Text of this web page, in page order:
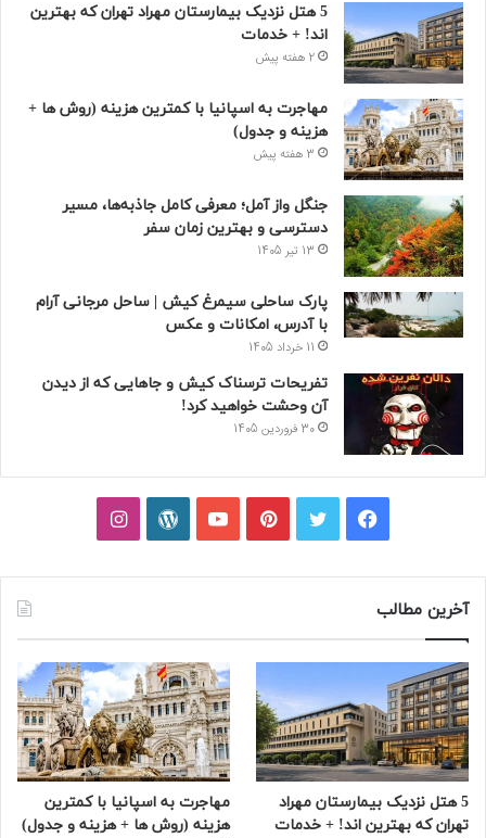
5 هتل نزدیک بیمارستان مهراد تهران که بهترین‌
اند! + خدمات
2 هفته پیش
مهاجرت به اسپانیا با کمترین هزینه (روش ها +
هزینه و جدول)
3 هفته پیش
جنگل واز آمل؛ معرفی کامل جاذبه‌ها، مسیر
دسترسی و بهترین زمان سفر
13 تیر 1405
پارک ساحلی سیمرغ کیش | ساحل مرجانی آرام
با آدرس، امکانات و عکس
11 خرداد 1405
تفریحات ترسناک کیش و جاهایی که از دیدن
آن وحشت خواهید کرد!
30 فروردین 1405
فیسبوکتوییترپینتریستیوتیوبوردپرساینستاگرام
آخرین مطالب
5 هتل نزدیک بیمارستان مهراد
تهران که بهترین‌ اند! + خدمات
مهاجرت به اسپانیا با کمترین
هزینه (روش ها + هزینه و جدول)